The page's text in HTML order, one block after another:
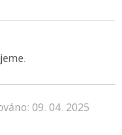
09. 04. 2025